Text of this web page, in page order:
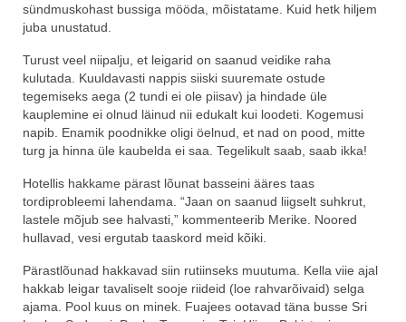
sündmuskohast bussiga mööda, mõistatame. Kuid hetk hiljem
juba unustatud.
Turust veel niipalju, et leigarid on saanud veidike raha
kulutada. Kuuldavasti nappis siiski suuremate ostude
tegemiseks aega (2 tundi ei ole piisav) ja hindade üle
kauplemine ei olnud läinud nii edukalt kui loodeti. Kogemusi
napib. Enamik poodnikke oligi öelnud, et nad on pood, mitte
turg ja hinna üle kaubelda ei saa. Tegelikult saab, saab ikka!
Hotellis hakkame pärast lõunat basseini ääres taas
tordiprobleemi lahendama. “Jaan on saanud liigselt suhkrut,
lastele mõjub see halvasti,” kommenteerib Merike. Noored
hullavad, vesi ergutab taaskord meid kõiki.
Pärastlõunad hakkavad siin rutiinseks muutuma. Kella viie ajal
hakkab leigar tavaliselt sooje riideid (loe rahvarõivaid) selga
ajama. Pool kuus on minek. Fuajees ootavad täna busse Sri